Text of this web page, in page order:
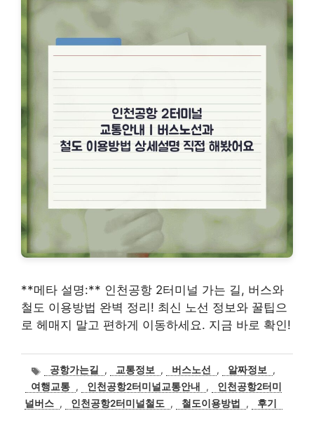
**메타 설명:** 인천공항 2터미널 가는 길, 버스와
철도 이용방법 완벽 정리! 최신 노선 정보와 꿀팁으
로 헤매지 말고 편하게 이동하세요. 지금 바로 확인!
태
그
공항가는길 , 교통정보 , 버스노선 , 알짜정보
,
여행교통 , 인천공항2터미널교통안내 ,
인천공항2터미
널버스 , 인천공항2터미널철도 , 철도이용방법 , 후기